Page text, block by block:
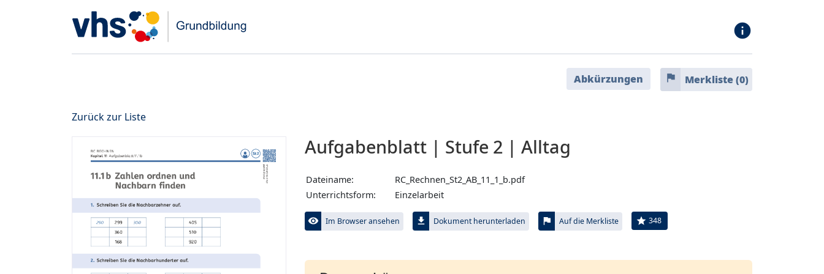
info
Abkürzungen flag Merkliste (0)
Zurück zur Liste
Aufgabenblatt | Stufe 2 | Alltag
Dateiname:
RC_Rechnen_St2_AB_11_1_b.pdf
Unterrichtsform:
Einzelarbeit
visibility Im Browser ansehen file_download Dokument herunterladen flag Auf die Merkliste star 348